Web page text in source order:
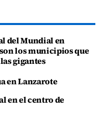
del Mundial en
los municipios que
gigantes
en Lanzarote
en el centro de